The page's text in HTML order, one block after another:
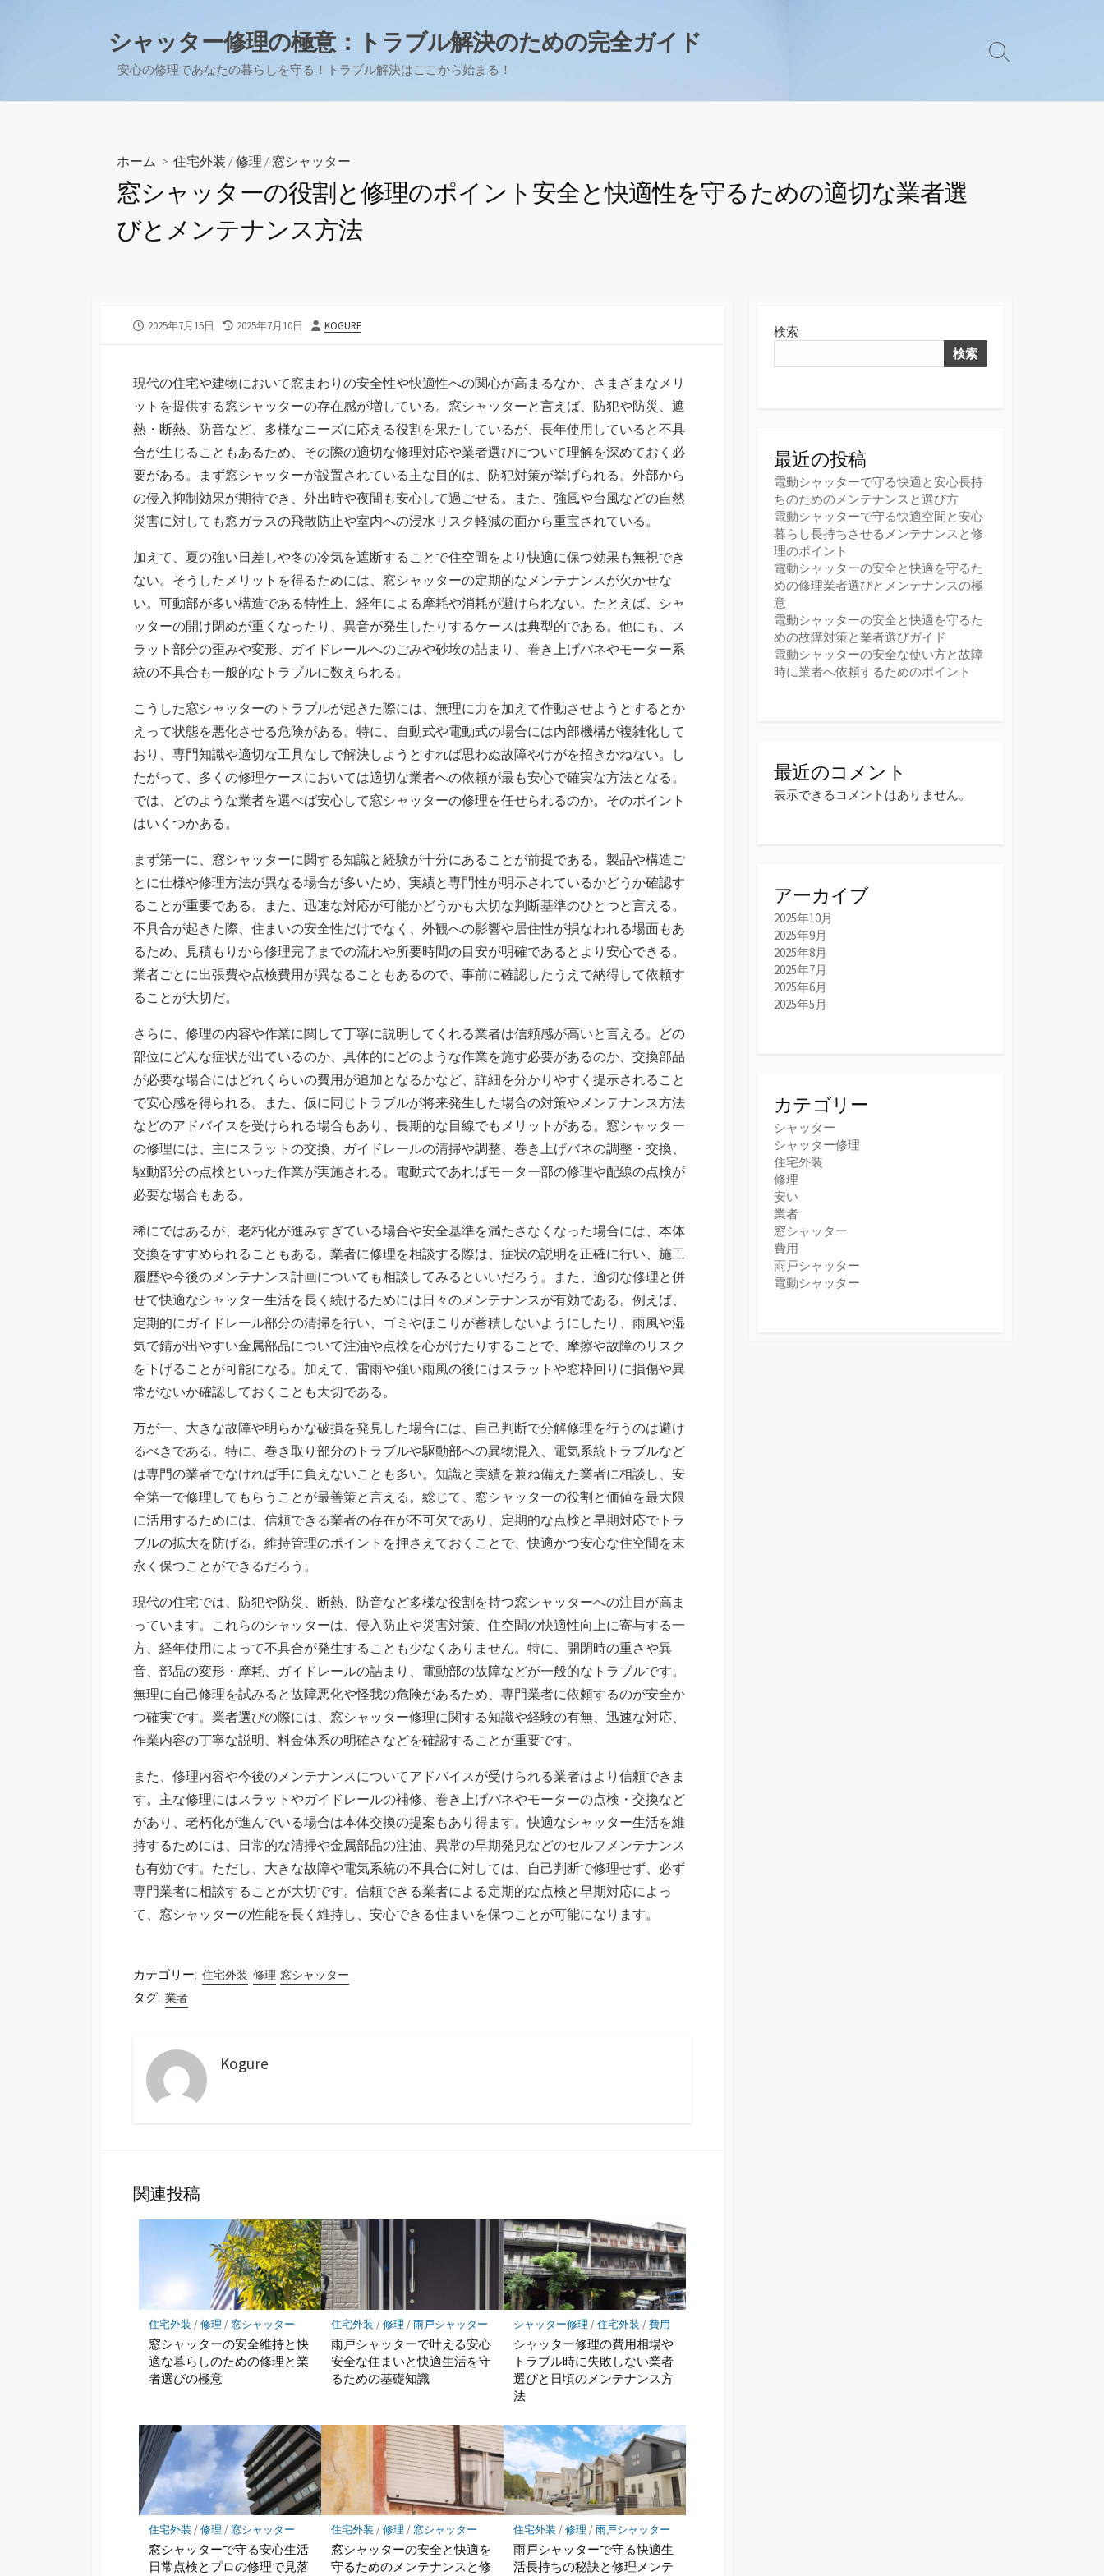
シャッター修理の極意：トラブル解決のための完全ガイド
安心の修理であなたの暮らしを守る！トラブル解決はここから始まる！
検
ホーム > 住宅外装 /修理 / 窓シャッター
窓シャッターの役割と修理のポイント安全と快適性を守るための適切な業者選
びとメンテナンス方法
公
2025年7月15日
最
日
2025年7月10日
投
KOGURE
現代の住宅や建物において窓まわりの安全性や快適性への関心が高まるなか、さまざまなメリ
ットを提供する窓シャッターの存在感が増している。 窓シャッターと言えば、防犯や防災、遮
熱・断熱、防音など、多様なニーズに応える役割を果たしているが、長年使用していると不具
合が生じることもあるため、その際の適切な修理対応や業者選びについて理解を深めておく必
要がある。まず窓シャッターが設置されている主な目的は、防犯対策が挙げられる。外部から
の侵入抑制効果が期待でき、外出時や夜間も安心して過ごせる。また、強風や台風などの自然
災害に対しても窓ガラスの飛散防止や室内への浸水リスク軽減の面から重宝されている。
加えて、夏の強い日差しや冬の冷気を遮断することで住空間をより快適に保つ効果も無視でき
ない。そうしたメリットを得るためには、窓シャッターの定期的なメンテナンスが欠かせな
い。可動部が多い構造である特性上、経年による摩耗や消耗が避けられない。たとえば、シャ
ッターの開け閉めが重くなったり、異音が発生したりするケースは典型的である。他にも、ス
ラット部分の歪みや変形、ガイドレールへのごみや砂埃の詰まり、巻き上げバネやモーター系
統の不具合も一般的なトラブルに数えられる。
こうした窓シャッターのトラブルが起きた際には、無理に力を加えて作動させようとするとか
えって状態を悪化させる危険がある。特に、自動式や電動式の場合には内部機構が複雑化して
おり、専門知識や適切な工具なしで解決しようとすれば思わぬ故障やけがを招きかねない。し
たがって、多くの修理ケースにおいては適切な業者への依頼が最も安心で確実な方法となる。
では、どのような業者を選べば安心して窓シャッターの修理を任せられるのか。そのポイント
はいくつかある。
まず第一に、窓シャッターに関する知識と経験が十分にあることが前提である。製品や構造ご
とに仕様や修理方法が異なる場合が多いため、実績と専門性が明示されているかどうか確認す
ることが重要である。また、迅速な対応が可能かどうかも大切な判断基準のひとつと言える。
不具合が起きた際、住まいの安全性だけでなく、外観への影響や居住性が損なわれる場面もあ
るため、見積もりから修理完了までの流れや所要時間の目安が明確であるとより安心できる。
業者ごとに出張費や点検費用が異なることもあるので、事前に確認したうえで納得して依頼す
ることが大切だ。
さらに、修理の内容や作業に関して丁寧に説明してくれる業者は信頼感が高いと言える。どの
部位にどんな症状が出ているのか、具体的にどのような作業を施す必要があるのか、交換部品
が必要な場合にはどれくらいの費用が追加となるかなど、詳細を分かりやすく提示されること
で安心感を得られる。また、仮に同じトラブルが将来発生した場合の対策やメンテナンス方法
などのアドバイスを受けられる場合もあり、長期的な目線でもメリットがある。窓シャッター
の修理には、主にスラットの交換、ガイドレールの清掃や調整、巻き上げバネの調整・交換、
駆動部分の点検といった作業が実施される。電動式であればモーター部の修理や配線の点検が
必要な場合もある。
稀にではあるが、老朽化が進みすぎている場合や安全基準を満たさなくなった場合には、本体
交換をすすめられることもある。業者に修理を相談する際は、症状の説明を正確に行い、施工
履歴や今後のメンテナンス計画についても相談してみるといいだろう。また、適切な修理と併
せて快適なシャッター生活を長く続けるためには日々のメンテナンスが有効である。例えば、
定期的にガイドレール部分の清掃を行い、ゴミやほこりが蓄積しないようにしたり、雨風や湿
気で錆が出やすい金属部品について注油や点検を心がけたりすることで、摩擦や故障のリスク
を下げることが可能になる。加えて、雷雨や強い雨風の後にはスラットや窓枠回りに損傷や異
常がないか確認しておくことも大切である。
万が一、大きな故障や明らかな破損を発見した場合には、自己判断で分解修理を行うのは避け
るべきである。特に、巻き取り部分のトラブルや駆動部への異物混入、電気系統トラブルなど
は専門の業者でなければ手に負えないことも多い。知識と実績を兼ね備えた業者に相談し、安
全第一で修理してもらうことが最善策と言える。総じて、窓シャッターの役割と価値を最大限
に活用するためには、信頼できる業者の存在が不可欠であり、定期的な点検と早期対応でトラ
ブルの拡大を防げる。維持管理のポイントを押さえておくことで、快適かつ安心な住空間を末
永く保つことができるだろう。
現代の住宅では、防犯や防災、断熱、防音など多様な役割を持つ窓シャッターへの注目が高ま
っています。これらのシャッターは、侵入防止や災害対策、住空間の快適性向上に寄与する一
方、経年使用によって不具合が発生することも少なくありません。特に、開閉時の重さや異
音、部品の変形・摩耗、ガイドレールの詰まり、電動部の故障などが一般的なトラブルです。
無理に自己修理を試みると故障悪化や怪我の危険があるため、専門業者に依頼するのが安全か
つ確実です。業者選びの際には、窓シャッター修理に関する知識や経験の有無、迅速な対応、
作業内容の丁寧な説明、料金体系の明確さなどを確認することが重要です。
また、修理内容や今後のメンテナンスについてアドバイスが受けられる業者はより信頼できま
す。主な修理にはスラットやガイドレールの補修、巻き上げバネやモーターの点検・交換など
があり、老朽化が進んでいる場合は本体交換の提案もあり得ます。快適なシャッター生活を維
持するためには、日常的な清掃や金属部品の注油、異常の早期発見などのセルフメンテナンス
も有効です。ただし、大きな故障や電気系統の不具合に対しては、自己判断で修理せず、必ず
専門業者に相談することが大切です。信頼できる業者による定期的な点検と早期対応によっ
て、窓シャッターの性能を長く維持し、安心できる住まいを保つことが可能になります。
カテゴリー: 住宅外装 修理 窓シャッター
タグ: 業者
Kogure
関連投稿
住宅外装 /修理/窓シャッター
窓シャッターの安全維持と快
適な暮らしのための修理と業
者選びの極意
住宅外装 /修理/雨戸シャッター
雨戸シャッターで叶える安心
安全な住まいと快適生活を守
るための基礎知識
シャッター修理/住宅外装 /費用
シャッター修理の費用相場や
トラブル時に失敗しない業者
選びと日頃のメンテナンス方
法
住宅外装 /修理/窓シャッター
窓シャッターで守る安心生活
日常点検とプロの修理で見落
住宅外装 /修理/窓シャッター
窓シャッターの安全と快適を
守るためのメンテナンスと修
住宅外装 /修理/雨戸シャッター
雨戸シャッターで守る快適生
活長持ちの秘訣と修理メンテ
検索
検索
最近の投稿
電動シャッターで守る快適と安心長持
ちのためのメンテナンスと選び方
電動シャッターで守る快適空間と安心
暮らし長持ちさせるメンテナンスと修
理のポイント
電動シャッターの安全と快適を守るた
めの修理業者選びとメンテナンスの極
意
電動シャッターの安全と快適を守るた
めの故障対策と業者選びガイド
電動シャッターの安全な使い方と故障
時に業者へ依頼するためのポイント
最近のコメント
表示できるコメントはありません。
アーカイブ
2025年10月
2025年9月
2025年8月
2025年7月
2025年6月
2025年5月
カテゴリー
シャッター
シャッター修理
住宅外装
修理
安い
業者
窓シャッター
費用
雨戸シャッター
電動シャッター